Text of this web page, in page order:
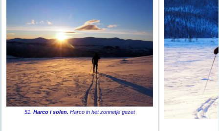
51.Harco i solen. Harco in het zonnetje gezet